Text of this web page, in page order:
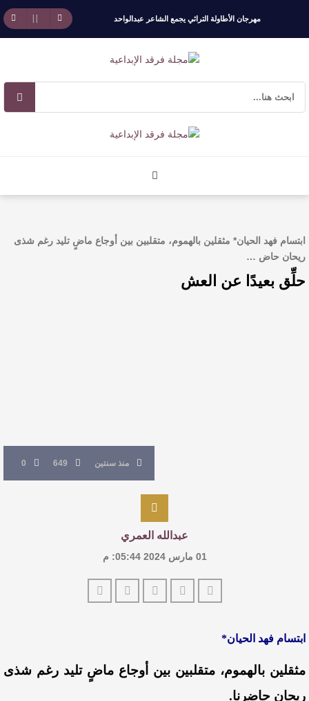
مهرجان الأطاولة التراثي يجمع الشاعر عبدالواحد
افتتاحية العدد 130
النصوص
آليات البناء الاستهلالي في رواية : ( على كف رتويت )
ابتسام فهد الحيان* مثقلين بالهموم، متقلبين بين أوجاع ماضٍ تليد رغم شذى
ريحان حاض …
حلِّق بعيدًا عن العش
منذ سنتين 649
0
عبدالله العمري
01 مارس 2024 05:44: م
ابتسام فهد الحيان*
مثقلين بالهموم، متقلبين بين أوجاع ماضٍ تليد رغم شذى
ريحان حاضرنا.